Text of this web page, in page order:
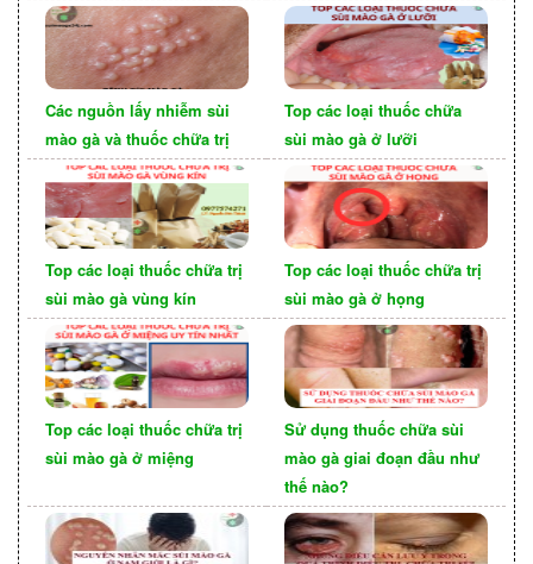
Bên cạnh đó, nguy cơ nhiễm trùng vùng kín và
các bộ phận khác trên cơ thể là rất cao. Nếu
không được kiểm soát sớm và hiệu quả, nguy cơ
mắc ung thư hậu môn, ung thư âm đạo, ung thư
cổ tử cung, và những căn bệnh nguy hiểm khác
có thể xảy ra.
Các nguồn lấy nhiễm sùi
mào gà và thuốc chữa trị
Top các loại thuốc chữa
sùi mào gà ở lưỡi
Top các loại thuốc chữa trị
sùi mào gà vùng kín
Top các loại thuốc chữa trị
sùi mào gà ở họng
Top các loại thuốc chữa trị
sùi mào gà ở miệng
Sử dụng thuốc chữa sùi
mào gà giai đoạn đầu như
thế nào?